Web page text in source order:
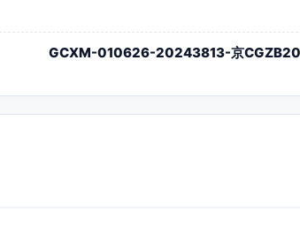
GCXM-010626-20243813-京